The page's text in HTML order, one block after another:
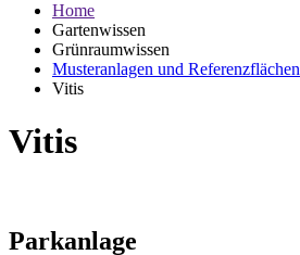
Home
Gartenwissen
Grünraumwissen
Musteranlagen und Referenzflächen
Vitis
Vitis
Parkanlage